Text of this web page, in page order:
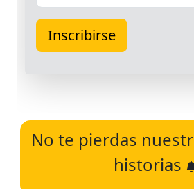
No te pierdas
historias